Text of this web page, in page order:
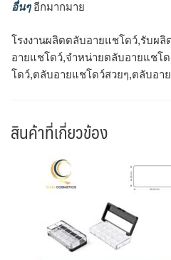
อื่นๆอีกมากมาย
โรงงานผลิตตลับอายแชโดว์,รับผ
อายแชโดว์,จำหน่ายตลับอายแชโ
โดว์,ตลับอายแชโดว์สวยๆ,ตลับอา
สินค้าที่เกี่ยวข้อง